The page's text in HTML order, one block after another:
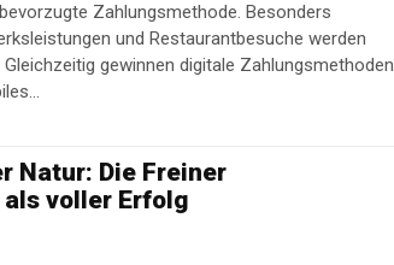
Zahlungsmethode. Besonders
und Restaurantbesuche werden
gewinnen digitale Zahlungsmethoden
Natur: Die Freiner
voller Erfolg